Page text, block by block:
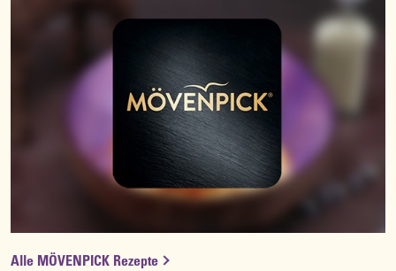
Alle MÖVENPICK Rezepte